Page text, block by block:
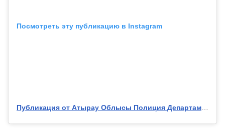
Посмотреть эту публикацию в Instagram
Публикация от Атырау Облысы Полиция Департаменті (@police.atyrau)